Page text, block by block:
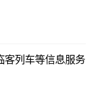
客列车等信息服务